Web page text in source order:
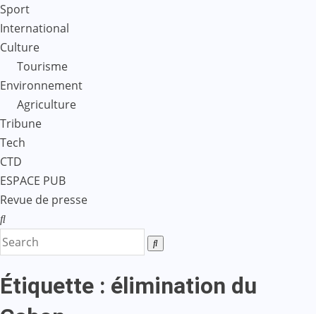
Sport
International
Culture
Tourisme
Environnement
Agriculture
Tribune
Tech
CTD
ESPACE PUB
Revue de presse
Étiquette : élimination du